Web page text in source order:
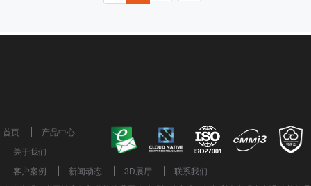
首页
产品中心
关于我们
客户案例
新闻动态 3D展厅
联系我们